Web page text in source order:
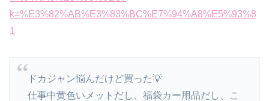
k=%E3%82%AB%E3%83%BC%E7%94%A8%E5%93%8
1
ドカジャン悩んだけど買った💡
仕事中黄色いメットだし、福袋カー用品だし、こ